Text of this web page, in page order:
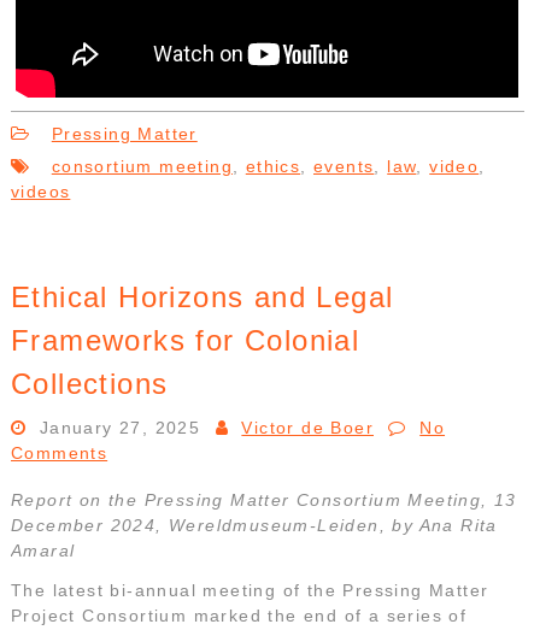
Pressing Matter
consortium meeting, ethics, events, law,video,
videos
Ethical Horizons and Legal
Frameworks for Colonial
Collections
January 27, 2025 Victor de Boer
No
Comments
Report on the Pressing Matter Consortium Meeting, 13
December 2024, Wereldmuseum-Leiden, by Ana Rita
Amaral
The latest bi-annual meeting of the Pressing Matter
Project Consortium marked the end of a series of